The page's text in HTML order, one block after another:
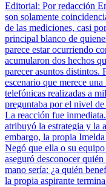
Editorial: Por redacción
son solamente
de las mediciones, casi
principal blanco de
parece estar ocurriendo
acumularon dos hechos
parecer asuntos distintos.
escenario que merece
telefónicas realizadas a
preguntaba por el nivel
La reacción fue
atribuyó la estrategia y la
embargo, la propia
Negó que ella o su
aseguró desconocer
mano sería: ¿a quién
la propia aspirante